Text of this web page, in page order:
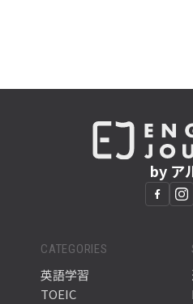
by ア
CATEGORIES
英語学習
TOEIC